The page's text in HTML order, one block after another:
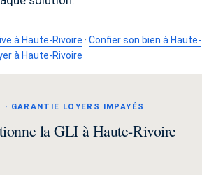
à Haute-Rivoire · Confier son bien à Haute-
à Haute-Rivoire
GARANTIE LOYERS IMPAYÉS
la GLI à Haute-Rivoire